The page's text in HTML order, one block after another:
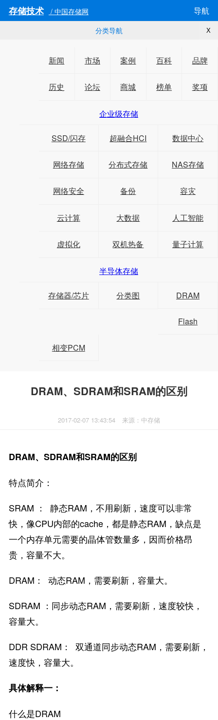
存储技术 / 中国存储网 导航
分类导航 X
新闻 市场 案例 百科 品牌
历史 论坛 商城 榜单 奖项
企业级存储
SSD/闪存 超融合HCI 数据中心
网络存储 分布式存储 NAS存储
网络安全 备份 容灾
云计算 大数据 人工智能
虚拟化 双机热备 量子计算
半导体存储
存储器/芯片 分类图 DRAM
Flash
相变PCM
DRAM、SDRAM和SRAM的区别
2017-02-07 13:43:54 来源：中存储
DRAM、SDRAM和SRAM的区别
特点简介：
SRAM ： 静态RAM，不用刷新，速度可以非常
快，像CPU内部的cache，都是静态RAM，缺点是
一个内存单元需要的晶体管数量多，因而价格昂
贵，容量不大。
DRAM： 动态RAM，需要刷新，容量大。
SDRAM ：同步动态RAM，需要刷新，速度较快，
容量大。
DDR SDRAM： 双通道同步动态RAM，需要刷新，
速度快，容量大。
具体解释一：
什么是DRAM